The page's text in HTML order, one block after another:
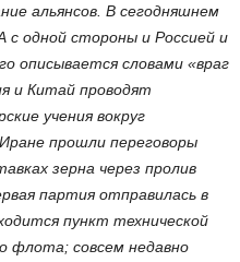
альянсов. В сегодняшнем
одной стороны и Россией и
описывается словами «враг
и Китай проводят
учения вокруг
прошли переговоры
зерна через пролив
партия отправилась в
пункт технической
флота; совсем недавно